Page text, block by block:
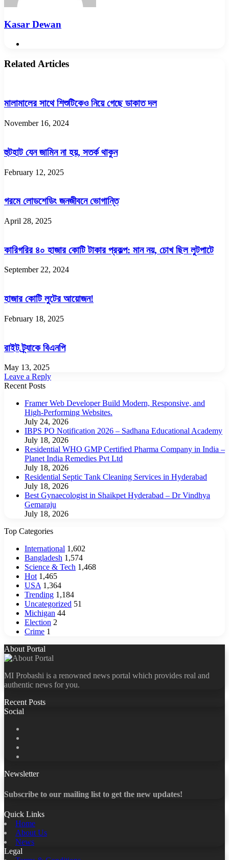
Kasar Dewan
Related Articles
মালামালের সাথে শিশুটিকেও নিয়ে গেছে ডাকাত দল
November 16, 2024
হুটহাট যেন জামিন না হয়, সতর্ক থাকুন
February 12, 2025
গরমে লোডশেডিং জনজীবনে ভোগান্তি
April 28, 2025
কারিগরির ৪০ হাজার কোটি টাকার প্রকল্প: মান নয়, চোখ ছিল লুটপাটে
September 22, 2024
হাজার কোটি লুটের আয়োজন!
February 18, 2025
রাইট ট্র্যাকে বিএনপি
May 13, 2025
Leave a Reply
Recent Posts
Framer Web Developer Build Modern, Responsive, and
High-Performing Websites.
July 24, 2026
IBPS PO Notification 2026 – Sadhana Educational Academy
July 18, 2026
Residential WHO GMP Certified Pharma Company in India –
Planet India Remedies Pvt Ltd
July 18, 2026
Residential Septic Tank Cleaning Services in Hyderabad
July 18, 2026
Best Gynaecologist in Shaikpet Hyderabad – Dr Vindhya
Gemaraju
July 18, 2026
Top Categories
International 1,602
Bangladesh 1,574
Science & Tech 1,468
Hot 1,465
USA 1,364
Trending 1,184
Uncategorized 51
Michigan 44
Election 2
Crime 1
About Portal
MI Probashi is a renowned news portal which provides real and
authentic news for you.
Recent Posts
Social
Newsletter
Subscribe to our mailing list to get the new updates!
Quick Links
Home
About Us
News
Legal